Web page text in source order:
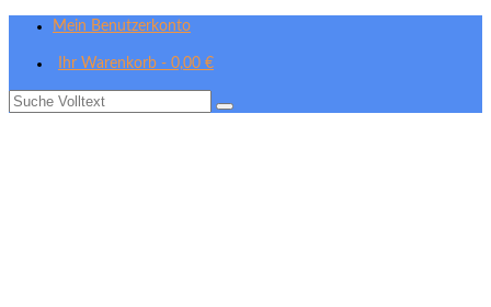
Mein Benutzerkonto
Ihr Warenkorb - 0,00 €
Suche